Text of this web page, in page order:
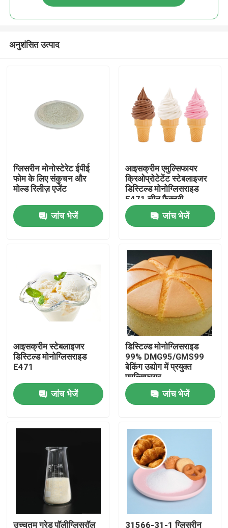
वीडियो
हमारे बारे में
कारखाना भ्रमण
गुणवत्ता नियंत्रण
एक उद्धरण का अनुरोध करें
अनुशंसित उत्पाद
ग्लिसरीन मोनोस्टेरेट ईपीई
फोम के लिए संकुचन और
मोल्ड रिलीज़ एजेंट
जांच भेजें
आइसक्रीम एमुल्सिफायर
क्रिओप्रोटेटेंट स्टेबलाइजर
डिस्टिल्ड मोनोग्लिसराइड
E471 चीन फैक्टरी
जांच भेजें
आइसक्रीम स्टेबलाइजर
डिस्टिल्ड मोनोग्लिसराइड
E471
जांच भेजें
डिस्टिल्ड मोनोग्लिसराइड
99% DMG95/GMS99
बेकिंग उद्योग में प्रयुक्त
एमुल्सिफायर
जांच भेजें
उच्चतम ग्रेड पॉलीग्लिसरॉल 31566-31-1 ग्लिसरीन